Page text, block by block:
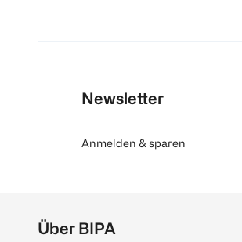
Newsletter
Anmelden & sparen
Über BIPA